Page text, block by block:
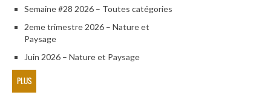
Semaine #28 2026 – Toutes catégories
2eme trimestre 2026 – Nature et
Paysage
Juin 2026 – Nature et Paysage
PLUS